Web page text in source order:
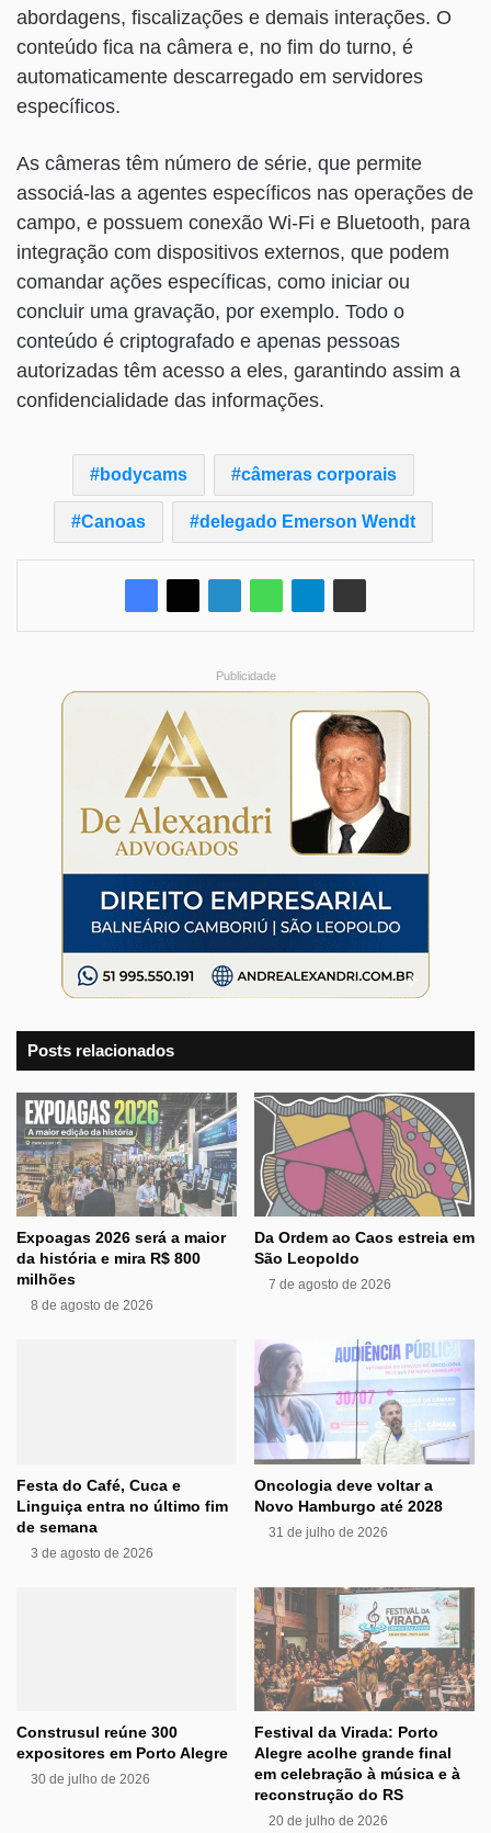
abordagens, fiscalizações e demais interações. O
conteúdo fica na câmera e, no fim do turno, é
automaticamente descarregado em servidores
específicos.
As câmeras têm número de série, que permite
associá-las a agentes específicos nas operações de
campo, e possuem conexão Wi-Fi e Bluetooth, para
integração com dispositivos externos, que podem
comandar ações específicas, como iniciar ou
concluir uma gravação, por exemplo. Todo o
conteúdo é criptografado e apenas pessoas
autorizadas têm acesso a eles, garantindo assim a
confidencialidade das informações.
bodycams câmeras corporais
Canoas delegado Emerson Wendt
Publicidade
Posts relacionados
Expoagas 2026 será a maior
da história e mira R$ 800
milhões
8 de agosto de 2026
Da Ordem ao Caos estreia em
São Leopoldo
7 de agosto de 2026
Festa do Café, Cuca e
Linguiça entra no último fim
de semana
3 de agosto de 2026
Oncologia deve voltar a
Novo Hamburgo até 2028
31 de julho de 2026
Construsul reúne 300
expositores em Porto Alegre
30 de julho de 2026
Festival da Virada: Porto
Alegre acolhe grande final
em celebração à música e à
reconstrução do RS
20 de julho de 2026